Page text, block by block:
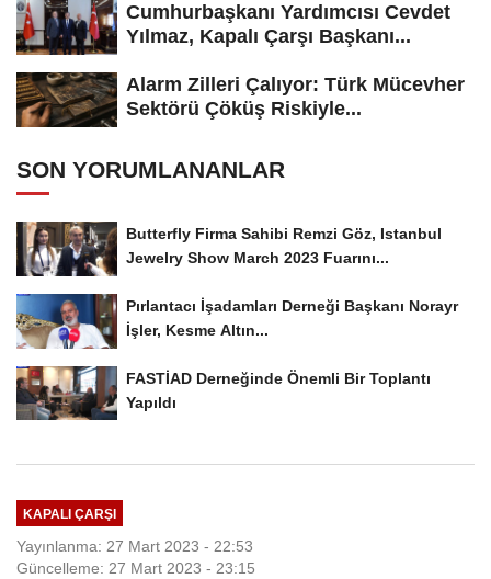
Cumhurbaşkanı Yardımcısı Cevdet
Yılmaz, Kapalı Çarşı Başkanı...
Alarm Zilleri Çalıyor: Türk Mücevher
Sektörü Çöküş Riskiyle...
SON YORUMLANANLAR
Butterfly Firma Sahibi Remzi Göz, Istanbul
Jewelry Show March 2023 Fuarını...
Pırlantacı İşadamları Derneği Başkanı Norayr
İşler, Kesme Altın...
FASTİAD Derneğinde Önemli Bir Toplantı
Yapıldı
KAPALI ÇARŞI
Yayınlanma: 27 Mart 2023 - 22:53
Güncelleme: 27 Mart 2023 - 23:15